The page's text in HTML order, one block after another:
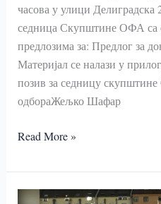
часова у улици Делиградска
седница Скупштине ОФА са
предлозима за: Предлог за
Материјал се налази у
позив за седницу
одбораЖељко Шафар
ПОЗИВ
СЕДНИЦУ
СКУПШТИНЕ
Read More »